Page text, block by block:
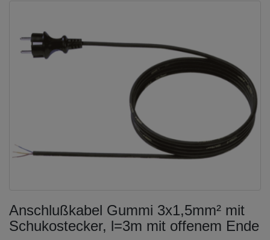
Anschlußkabel Gummi 3x1,5mm² mit
Schukostecker, l=3m mit offenem Ende